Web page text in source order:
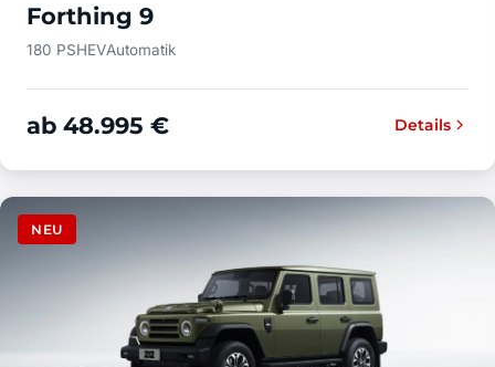
Forthing 9
180 PSHEVAutomatik
ab 48.995 € Details
NEU